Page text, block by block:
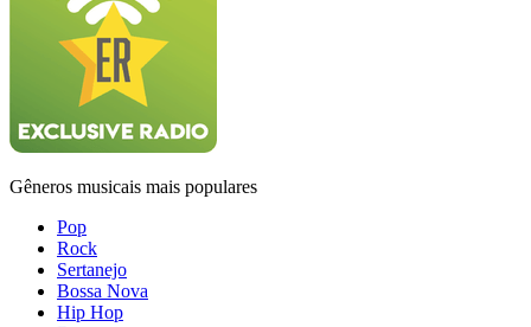
Gêneros musicais mais populares
Pop
Rock
Sertanejo
Bossa Nova
Hip Hop